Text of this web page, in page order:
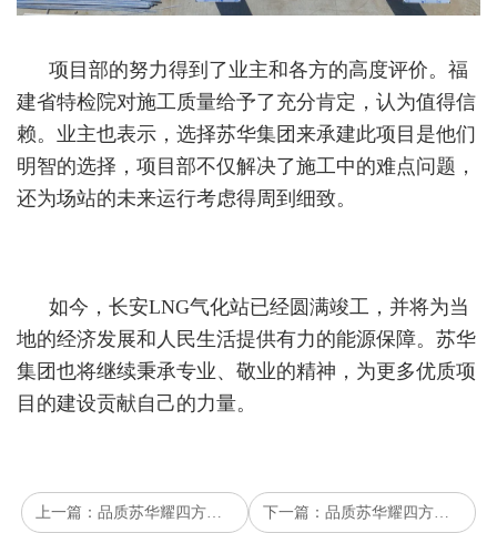
项目部的努力得到了业主和各方的高度评价。福
建省特检院对施工质量给予了充分肯定，认为值得信
赖。业主也表示，选择苏华集团来承建此项目是他们
明智的选择，项目部不仅解决了施工中的难点问题，
还为场站的未来运行考虑得周到细致。
如今，长安LNG气化站已经圆满竣工，并将为当
地的经济发展和人民生活提供有力的能源保障。苏华
集团也将继续秉承专业、敬业的精神，为更多优质项
目的建设贡献自己的力量。
上一篇：品质苏华耀四方｜陕西汤普森项目圆满竣工 下一篇：品质苏华耀四方｜郎溪理昂锅炉安装工程顺利推进